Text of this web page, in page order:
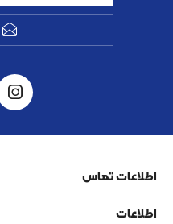
اطلاعات تماس
اطلاعات